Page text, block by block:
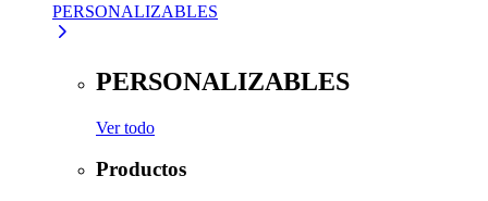
PERSONALIZABLES
PERSONALIZABLES
Ver todo
Productos